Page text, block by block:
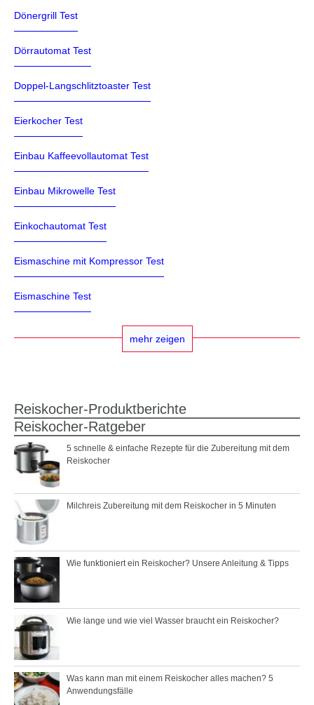
Dönergrill Test
Dörrautomat Test
Doppel-Langschlitztoaster Test
Eierkocher Test
Einbau Kaffeevollautomat Test
Einbau Mikrowelle Test
Einkochautomat Test
Eismaschine mit Kompressor Test
Eismaschine Test
mehr zeigen
Reiskocher-Produktberichte
Reiskocher-Ratgeber
5 schnelle & einfache Rezepte für die Zubereitung mit dem
Reiskocher
Milchreis Zubereitung mit dem Reiskocher in 5 Minuten
Wie funktioniert ein Reiskocher? Unsere Anleitung & Tipps
Wie lange und wie viel Wasser braucht ein Reiskocher?
Was kann man mit einem Reiskocher alles machen? 5
Anwendungsfälle